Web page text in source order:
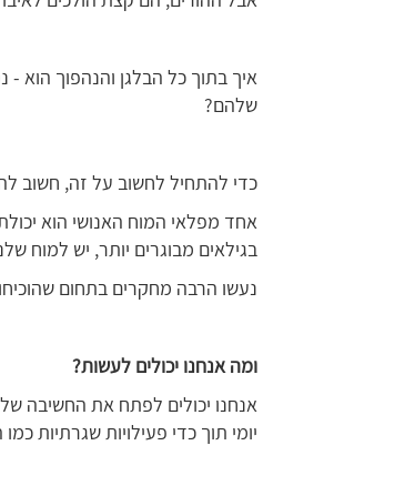
איך בתוך כל הבלגן והנהפוך הוא
שלהם?
כדי להתחיל לחשוב על זה, חשוב
אחד מפלאי המוח האנושי הוא
בגילאים מבוגרים יותר, יש למוח
נעשו הרבה מחקרים בתחום
ומה אנחנו יכולים לעשות?
אנחנו יכולים לפתח את החשיבה
יומי תוך כדי פעילויות שגרתיות